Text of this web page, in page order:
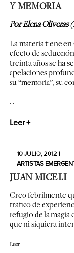
Y MEMORIA
Por Elena Oliveras
La materia tiene
efecto de
treinta años se ha
apelaciones
su “memoria”, su
…
Leer +
10 JULIO, 2012 |
ARTISTAS
JUAN MICELI
Creo febrilmente
tráfico de
refugio de la magia
que ni siquiera
Leer